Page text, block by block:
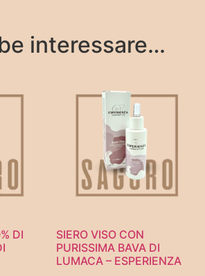
interessare…
DI
SIERO VISO CON
PURISSIMA BAVA DI
LUMACA – ESPERIENZA